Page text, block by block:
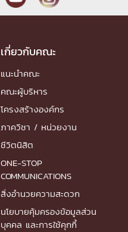
เกี่ยวกับคณะ
แนะนำคณะ
คณะผู้บริหาร
โครงสร้างองค์กร
ภาควิชา / หน่วยงาน
ชีวิตนิสิต
ONE-STOP
COMMUNICATIONS
สิ่งอำนวยความสะดวก
นโยบายคุ้มครองข้อมูลส่วน
บุคคล และการใช้คุกกี้